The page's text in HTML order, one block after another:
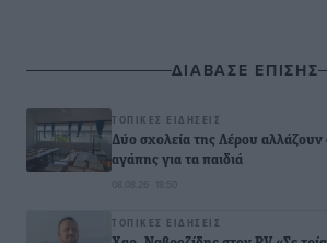
ΔΙΑΒΑΣΕ ΕΠΙΣΗΣ
ΤΟΠΙΚΈΣ ΕΙΔΉΣΕΙΣ
Δύο σχολεία της Λέρου
αγάπης για τα παιδιά
08.08.26 · 18:50
ΤΟΠΙΚΈΣ ΕΙΔΉΣΕΙΣ